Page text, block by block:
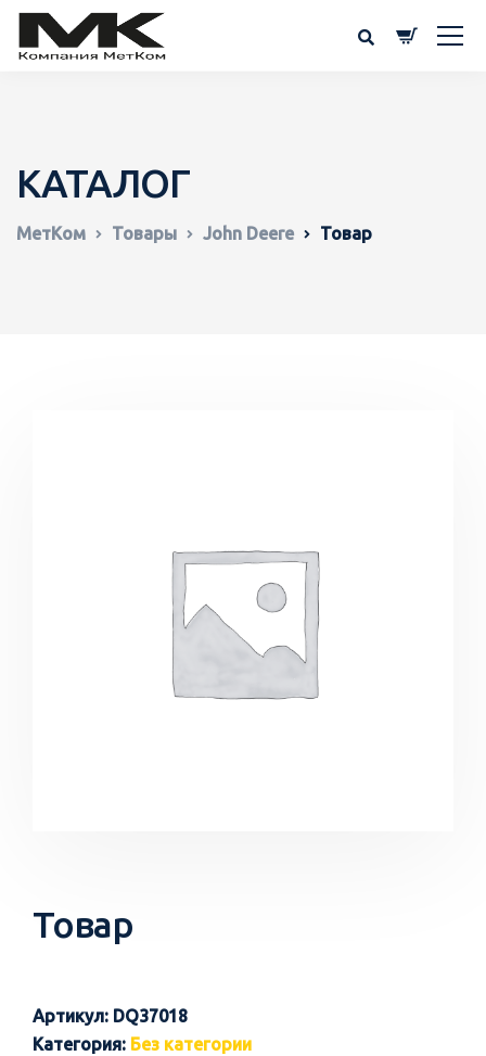
КАТАЛОГ
МетКом Товары John Deere Товар
Товар
Артикул: DQ37018
Категория: Без категории